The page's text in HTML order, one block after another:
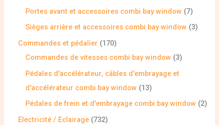
Portes avant et accessoires combi bay window
7
Sièges arrière et accessoires combi bay window
3
Commandes et pédalier
170
Commandes de vitesses combi bay window
3
Pédales d'accélérateur, câbles d'embrayage et
d'accélérateur combi bay window
13
Pédales de frein et d'embrayage combi bay window
2
Electricité / Eclairage 732